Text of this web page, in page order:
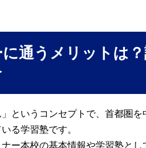
通うメリットは
」というコンセプトで、首都圏
る学習塾です。
ー本校の基本情報や学習塾とし